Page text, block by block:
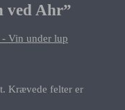
ved Ahr”
- Vin under lup
Krævede felter er